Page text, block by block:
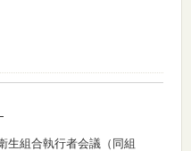
組合執行者会議（同組